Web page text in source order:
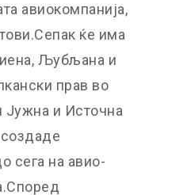
авиокомпанија,
ќе има
Љубљана и
прав во
и Источна
сега на авио-